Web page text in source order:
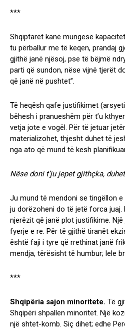
***
Shqiptarët kanë mungesë
tu përballur me të keqen, prandaj
gjithë janë njësoj, pse të bëjmë
parti që sundon, nëse vijnë tjerët
që janë në pushtet”.
Të heqësh qafe justifikimet
bëhesh i pranueshëm për t’u
vetja jote e vogël. Për të jetuar
materializohet, thjesht duhet të
nga ato që mund të kesh
Nëse doni t’ju jepet gjithçka,
Ju mund të mendoni se tingëllon
ju dorëzoheni do të jetë forca juaj.
njerëzit që janë plot justifikime.
fyerje e re. Për të gjithë tiranët
është faji i tyre që rrethinat janë
mendja, tërësisht të humbur; lele
***
Shqipëria sajon minoritete. Të
Shqipëri shpallen minoritet. Një
një shtet-komb. Siç dihet; edhe